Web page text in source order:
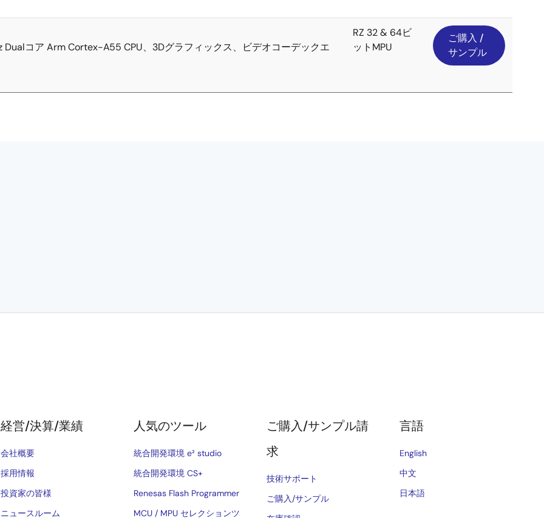
Dualコア Arm Cortex-A55 CPU、3Dグラフィックス、ビデオコーデックエ
RZ 32 & 64ビ
ットMPU
ご購入 /
サンプル
経営/決算/業績
会社概要
採用情報
投資家の皆様
ニュースルーム
人気のツール
統合開発環境 e² studio
統合開発環境 CS+
Renesas Flash Programmer
MCU / MPU セレクションツ
ご購入/サンプル請
求
技術サポート
ご購入/サンプル
言語
English
中文
日本語